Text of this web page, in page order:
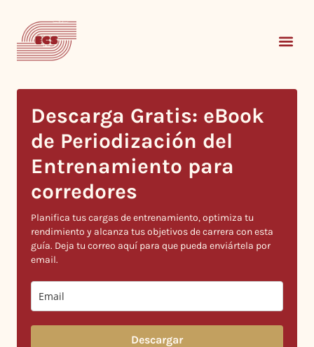
Descarga Gratis: eBook
de Periodización del
Entrenamiento para
corredores
Planifica tus cargas de entrenamiento, optimiza tu
rendimiento y alcanza tus objetivos de carrera con esta
guía. Deja tu correo aquí para que pueda enviártela por
email.
Descargar